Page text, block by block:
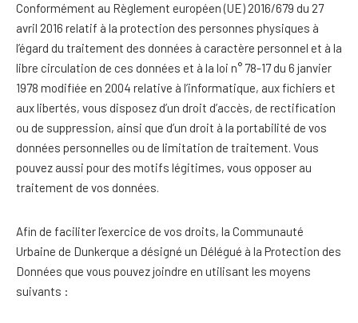
Conformément au Règlement européen (UE) 2016/679 du 27
avril 2016 relatif à la protection des personnes physiques à
l’égard du traitement des données à caractère personnel et à la
libre circulation de ces données et à la loi n° 78-17 du 6 janvier
1978 modifiée en 2004 relative à l’informatique, aux fichiers et
aux libertés, vous disposez d’un droit d’accès, de rectification
ou de suppression, ainsi que d’un droit à la portabilité de vos
données personnelles ou de limitation de traitement. Vous
pouvez aussi pour des motifs légitimes, vous opposer au
traitement de vos données.
Afin de faciliter l’exercice de vos droits, la Communauté
Urbaine de Dunkerque a désigné un Délégué à la Protection des
Données que vous pouvez joindre en utilisant les moyens
suivants :